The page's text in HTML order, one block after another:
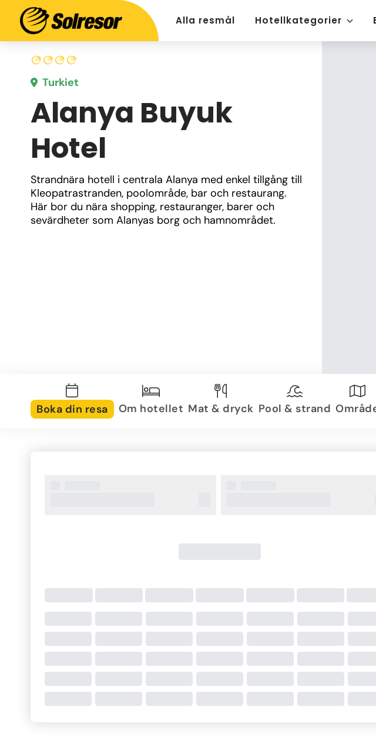
Alla resmål Hotellkategorier
Turkiet
Alanya Buyuk
Hotel
Strandnära hotell i centrala Alanya med enkel tillgång till
Kleopatrastranden, poolområde, bar och restaurang.
Här bor du nära shopping, restauranger, barer och
sevärdheter som Alanyas borg och hamnområdet.
Boka din resa Om hotellet Mat & dryck Pool & strand